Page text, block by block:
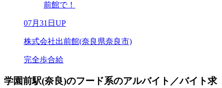
前館で！
07月31日UP
株式会社出前館(奈良県奈良市)
完全歩合給
学園前駅(奈良)のフード系のアルバイト／バイト求